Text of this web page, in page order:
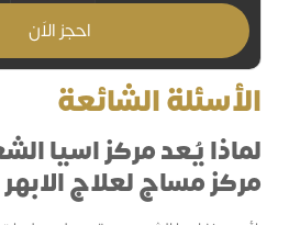
احجز الاَن
الأسئلة الشائعة
لماذا يُعد مركز اسيا
مركز مساج لعلاج